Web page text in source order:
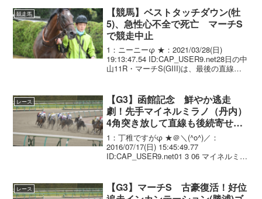
っていたサイレンスディガの内斜行によ
り、コ...
競走馬
【競馬】ベストタッチダウン(牡
5)、急性心不全で死亡 マーチS
で競走中止
1：ニーニーφ ★：2021/03/28(日)
19:13:47.54 ID:CAP_USER9.net28日の中
山11R・マーチS(GIII)は、最後の直線コ
死亡...
レース
【G3】函館記念 鮮やか逃走
劇！先手マイネルミラノ（丹内）
4角突き放して直線も後続寄せ付
けず重賞初制覇！
1：丁稚ですがφ ★＠＼(^o^)／：
2016/07/17(日) 15:45:49.77
ID:CAP_USER9.net01 3 06 マイネルミラ
レース
【G3】マーチS 古豪復活！好位